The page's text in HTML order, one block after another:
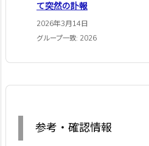
て突然の訃報
2026年3月14日
グループ一致: 2026
参考・確認情報